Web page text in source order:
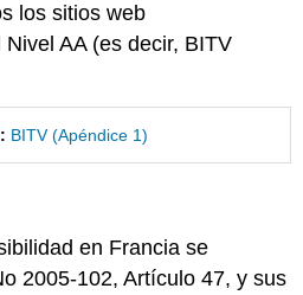
los sitios web
AA (es decir, BITV
BITV (Apéndice 1)
en Francia se
2005-102, Artículo 47, y sus